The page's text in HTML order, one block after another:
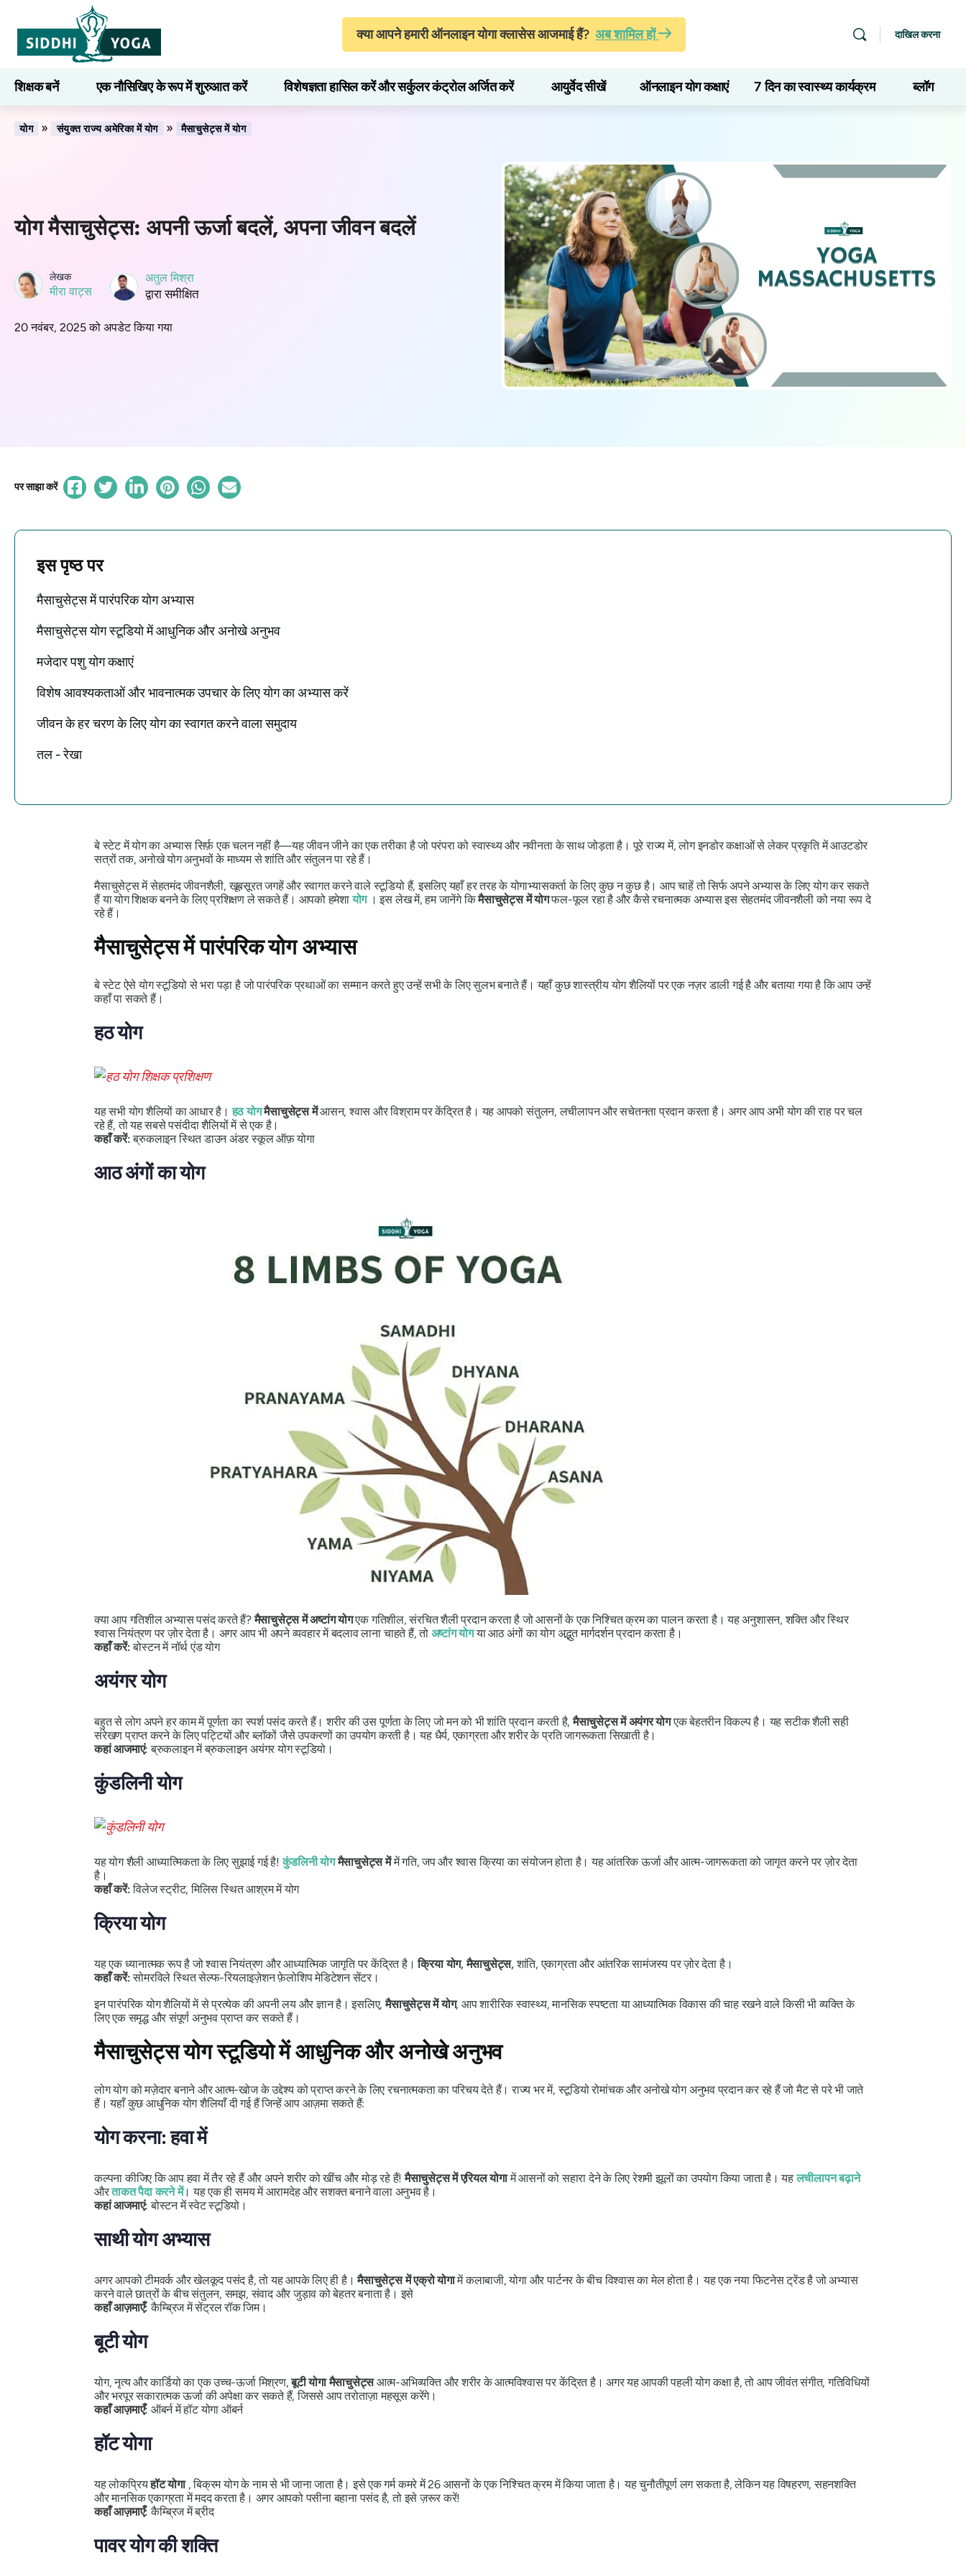
क्या आपने हमारी ऑनलाइन योगा क्लासेस आजमाई हैं? अब शामिल हों दाखिल करना
शिक्षक बनें एक नौसिखिए के रूप में शुरुआत करें विशेषज्ञता हासिल करें और सर्कुलर कंट्रोल अर्जित करें आयुर्वेद सीखें ऑनलाइन योग कक्षाएं 7 दिन का स्वास्थ्य कार्यक्रम ब्लॉग
सीखना
योग » संयुक्त राज्य अमेरिका में योग » मैसाचुसेट्स में योग
योग मैसाचुसेट्स: अपनी ऊर्जा बदलें, अपना जीवन बदलें
लेखक
मीरा वाट्स
अतुल मिश्रा
द्वारा समीक्षित
20 नवंबर, 2025 को अपडेट किया गया
पर साझा करें
इस पृष्ठ पर
मैसाचुसेट्स में पारंपरिक योग अभ्यास
मैसाचुसेट्स योग स्टूडियो में आधुनिक और अनोखे अनुभव
मजेदार पशु योग कक्षाएं
विशेष आवश्यकताओं और भावनात्मक उपचार के लिए योग का अभ्यास करें
जीवन के हर चरण के लिए योग का स्वागत करने वाला समुदाय
तल - रेखा
बे स्टेट में योग का अभ्यास सिर्फ़ एक चलन नहीं है—यह जीवन जीने का एक तरीका है जो परंपरा को स्वास्थ्य और नवीनता के साथ जोड़ता है। पूरे राज्य में, लोग इनडोर कक्षाओं से लेकर प्रकृति में आउटडोर
सत्रों तक, अनोखे योग अनुभवों के माध्यम से शांति और संतुलन पा रहे हैं।
मैसाचुसेट्स में सेहतमंद जीवनशैली, खूबसूरत जगहें और स्वागत करने वाले स्टूडियो हैं, इसलिए यहाँ हर तरह के योगाभ्यासकर्ता के लिए कुछ न कुछ है। आप चाहें तो सिर्फ अपने अभ्यास के लिए योग कर सकते
हैं या योग शिक्षक बनने के लिए प्रशिक्षण ले सकते हैं। आपको हमेशायोग। इस लेख में, हम जानेंगे किमैसाचुसेट्स में योगफल-फूल रहा है और कैसे रचनात्मक अभ्यास इस सेहतमंद जीवनशैली को नया रूप दे
रहे हैं।
मैसाचुसेट्स में पारंपरिक योग अभ्यास
बे स्टेट ऐसे योग स्टूडियो से भरा पड़ा है जो पारंपरिक प्रथाओं का सम्मान करते हुए उन्हें सभी के लिए सुलभ बनाते हैं। यहाँ कुछ शास्त्रीय योग शैलियों पर एक नज़र डाली गई है और बताया गया है कि आप उन्हें
कहाँ पा सकते हैं।
हठ योग
यह सभी योग शैलियों का आधार है।हठ योगमैसाचुसेट्स मेंआसन, श्वास और विश्राम पर केंद्रित है। यह आपको संतुलन, लचीलापन और सचेतनता प्रदान करता है। अगर आप अभी योग की राह पर चल
रहे हैं, तो यह सबसे पसंदीदा शैलियों में से एक है।
कहाँ करें:ब्रुकलाइन स्थित डाउन अंडर स्कूल ऑफ़ योगा
आठ अंगों का योग
क्या आप गतिशील अभ्यास पसंद करते हैं?मैसाचुसेट्स में अष्टांग योगएक गतिशील, संरचित शैली प्रदान करता है जो आसनों के एक निश्चित क्रम का पालन करता है। यह अनुशासन, शक्ति और स्थिर
श्वास नियंत्रण पर ज़ोर देता है। अगर आप भी अपने व्यवहार में बदलाव लाना चाहते हैं, तो अष्टांग योगया आठ अंगों का योग अद्भुत मार्गदर्शन प्रदान करता है।
कहाँ करें:बोस्टन में नॉर्थ एंड योग
अयंगर योग
बहुत से लोग अपने हर काम में पूर्णता का स्पर्श पसंद करते हैं। शरीर की उस पूर्णता के लिए जो मन को भी शांति प्रदान करती है,मैसाचुसेट्स में अयंगर योगएक बेहतरीन विकल्प है। यह सटीक शैली सही
संरेखण प्राप्त करने के लिए पट्टियों और ब्लॉकों जैसे उपकरणों का उपयोग करती है। यह धैर्य, एकाग्रता और शरीर के प्रति जागरूकता सिखाती है।
कहां आजमाएं: ब्रुकलाइन में ब्रुकलाइन अयंगर योग स्टूडियो।
कुंडलिनी योग
यह योग शैली आध्यात्मिकता के लिए सुझाई गई है!कुंडलिनी योगमैसाचुसेट्स मेंमें गति, जप और श्वास क्रिया का संयोजन होता है। यह आंतरिक ऊर्जा और आत्म-जागरूकता को जागृत करने पर ज़ोर देता
है।
कहाँ करें:विलेज स्ट्रीट, मिलिस स्थित आश्रम में योग
क्रिया योग
यह एक ध्यानात्मक रूप है जो श्वास नियंत्रण और आध्यात्मिक जागृति पर केंद्रित है।क्रिया योग, मैसाचुसेट्स,शांति, एकाग्रता और आंतरिक सामंजस्य पर ज़ोर देता है।
कहाँ करें:सोमरविले स्थित सेल्फ-रियलाइज़ेशन फ़ेलोशिप मेडिटेशन सेंटर।
इन पारंपरिक योग शैलियों में से प्रत्येक की अपनी लय और ज्ञान है। इसलिए,मैसाचुसेट्स में योग, आप शारीरिक स्वास्थ्य, मानसिक स्पष्टता या आध्यात्मिक विकास की चाह रखने वाले किसी भी व्यक्ति के
लिए एक समृद्ध और संपूर्ण अनुभव प्राप्त कर सकते हैं।
मैसाचुसेट्स योग स्टूडियो में आधुनिक और अनोखे अनुभव
लोग योग को मज़ेदार बनाने और आत्म-खोज के उद्देश्य को प्राप्त करने के लिए रचनात्मकता का परिचय देते हैं। राज्य भर में, स्टूडियो रोमांचक और अनोखे योग अनुभव प्रदान कर रहे हैं जो मैट से परे भी जाते
हैं। यहाँ कुछ आधुनिक योग शैलियाँ दी गई हैं जिन्हें आप आज़मा सकते हैं:
योग करना: हवा में
कल्पना कीजिए कि आप हवा में तैर रहे हैं और अपने शरीर को खींच और मोड़ रहे हैं!मैसाचुसेट्स में एरियल योगामें आसनों को सहारा देने के लिए रेशमी झूलों का उपयोग किया जाता है। यहलचीलापन बढ़ाने
औरताकत पैदा करने में। यह एक ही समय में आरामदेह और सशक्त बनाने वाला अनुभव है।
कहां आजमाएं: बोस्टन में स्वेट स्टूडियो।
साथी योग अभ्यास
अगर आपको टीमवर्क और खेलकूद पसंद है, तो यह आपके लिए ही है।मैसाचुसेट्स में एक्रो योगामें कलाबाजी, योगा और पार्टनर के बीच विश्वास का मेल होता है। यह एक नया फिटनेस ट्रेंड है जो अभ्यास
करने वाले छात्रों के बीच संतुलन, समझ, संवाद और जुड़ाव को बेहतर बनाता है। इसे
कहाँ आज़माएँ:कैम्ब्रिज में सेंट्रल रॉक जिम।
बूटी योग
योग, नृत्य और कार्डियो का एक उच्च-ऊर्जा मिश्रण,बूटी योगा मैसाचुसेट्सआत्म-अभिव्यक्ति और शरीर के आत्मविश्वास पर केंद्रित है। अगर यह आपकी पहली योग कक्षा है, तो आप जीवंत संगीत, गतिविधियों
और भरपूर सकारात्मक ऊर्जा की अपेक्षा कर सकते हैं, जिससे आप तरोताज़ा महसूस करेंगे।
कहाँ आज़माएँ: ऑबर्न में हॉट योगा ऑबर्न
हॉट योगा
यह लोकप्रियहॉट योगा , बिक्रम योग के नाम से भी जाना जाता है। इसे एक गर्म कमरे में 26 आसनों के एक निश्चित क्रम में किया जाता है। यह चुनौतीपूर्ण लग सकता है, लेकिन यह विषहरण, सहनशक्ति
और मानसिक एकाग्रता में मदद करता है। अगर आपको पसीना बहाना पसंद है, तो इसे ज़रूर करें!
कहाँ आज़माएँ:कैम्ब्रिज में ब्रीद
पावर योग की शक्ति